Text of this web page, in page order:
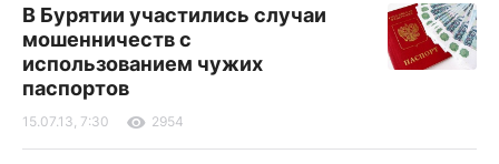
В Бурятии участились случаи
мошенничеств с
использованием чужих
паспортов
15.07.13, 7:30 2954